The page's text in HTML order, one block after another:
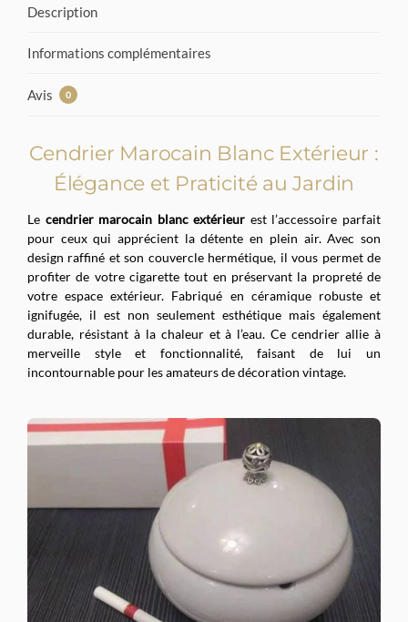
Description
Informations complémentaires
Avis 0
Cendrier Marocain Blanc Extérieur :
Élégance et Praticité au Jardin
Le cendrier marocain blanc extérieur est l’accessoire parfait
pour ceux qui apprécient la détente en plein air. Avec son
design raffiné et son couvercle hermétique, il vous permet de
profiter de votre cigarette tout en préservant la propreté de
votre espace extérieur. Fabriqué en céramique robuste et
ignifugée, il est non seulement esthétique mais également
durable, résistant à la chaleur et à l’eau. Ce cendrier allie à
merveille style et fonctionnalité, faisant de lui un
incontournable pour les amateurs de décoration vintage.